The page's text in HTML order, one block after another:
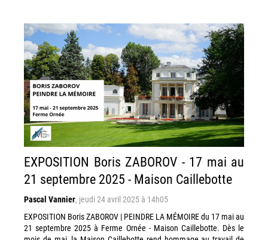
EXPOSITION Boris ZABOROV - 17 mai au
21 septembre 2025 - Maison Caillebotte
Pascal Vannier, jeudi 24 avril 2025 à 14h05
EXPOSITION Boris ZABOROV | ​PEINDRE LA MÉMOIRE du 17 mai au
21 septembre 2025 à Ferme Ornée - Maison Caillebotte. Dès le